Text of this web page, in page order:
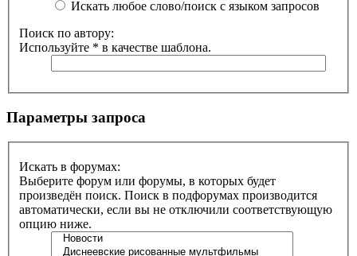
Искать любое слово/поиск с языком запросов
Поиск по автору:
Используйте * в качестве шаблона.
Параметры запроса
Искать в форумах:
Выберите форум или форумы, в которых будет
произведён поиск. Поиск в подфорумах производится
автоматически, если вы не отключили соответствующую
опцию ниже.